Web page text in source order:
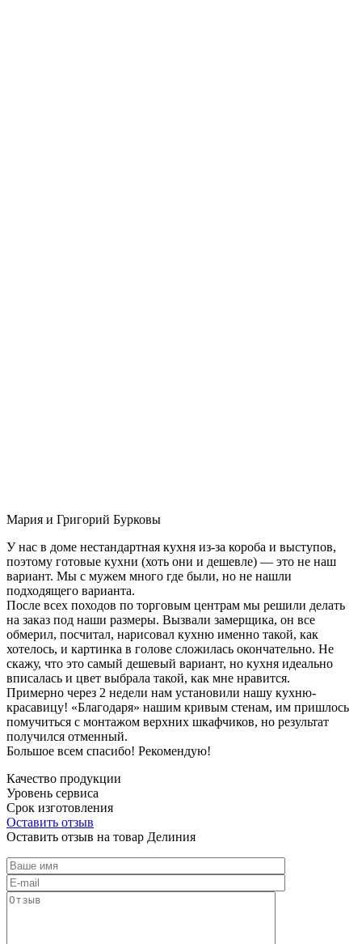
Мария и Григорий Бурковы
У нас в доме нестандартная кухня из-за короба и выступов,
поэтому готовые кухни (хоть они и дешевле) — это не наш
вариант. Мы с мужем много где были, но не нашли
подходящего варианта.
После всех походов по торговым центрам мы решили делать
на заказ под наши размеры. Вызвали замерщика, он все
обмерил, посчитал, нарисовал кухню именно такой, как
хотелось, и картинка в голове сложилась окончательно. Не
скажу, что это самый дешевый вариант, но кухня идеально
вписалась и цвет выбрала такой, как мне нравится.
Примерно через 2 недели нам установили нашу кухню-
красавицу! «Благодаря» нашим кривым стенам, им пришлось
помучиться с монтажом верхних шкафчиков, но результат
получился отменный.
Большое всем спасибо! Рекомендую!
Качество продукции
Уровень сервиса
Срок изготовления
Оставить отзыв
Оставить отзыв на товар Делиния